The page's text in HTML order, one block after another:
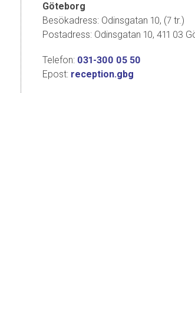
Göteborg
Besökadress: Odinsgatan 10, (7 tr.)
Postadress: Odinsgatan 10, 411 03
Telefon: 031-300 05 50
Epost: reception.gbg